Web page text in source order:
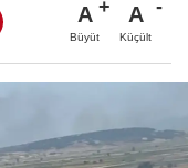
A
Büyüt
A
Küçült